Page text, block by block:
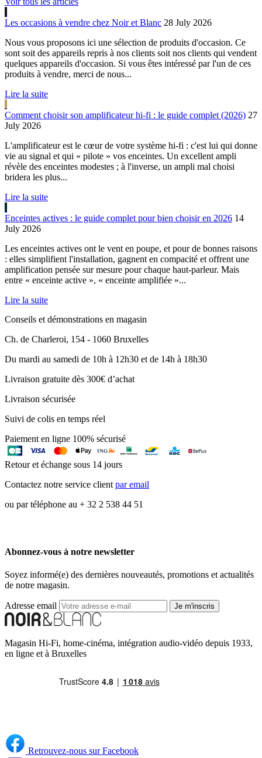
Les occasions à vendre chez Noir et Blanc 28 July 2026
Nous vous proposons ici une sélection de produits d'occasion. Ce
sont soit des appareils repris à nos clients soit nos clients qui vendent
quelques appareils d'occasion. Si vous êtes intéressé par l'un de ces
produits à vendre, merci de nous...
Lire la suite
Comment choisir son amplificateur hi-fi : le guide complet (2026) 27
July 2026
L'amplificateur est le cœur de votre système hi-fi : c'est lui qui donne
vie au signal et qui « pilote » vos enceintes. Un excellent ampli
révèle des enceintes modestes ; à l'inverse, un ampli mal choisi
bridera les plus...
Lire la suite
Enceintes actives : le guide complet pour bien choisir en 2026 14
July 2026
Les enceintes actives ont le vent en poupe, et pour de bonnes raisons
: elles simplifient l'installation, gagnent en compacité et offrent une
amplification pensée sur mesure pour chaque haut-parleur. Mais
entre « enceinte active », « enceinte amplifiée »...
Lire la suite
Conseils et démonstrations en magasin
Ch. de Charleroi, 154 - 1060 Bruxelles
Du mardi au samedi de 10h à 12h30 et de 14h à 18h30
Livraison gratuite dès 300€ d’achat
Livraison sécurisée
Suivi de colis en temps réel
Paiement en ligne 100% sécurisé
Retour et échange sous 14 jours
Contactez notre service clientpar email
ou par téléphone au + 32 2 538 44 51
Abonnez-vous à notre newsletter
Soyez informé(e) des dernières nouveautés, promotions et actualités
de notre magasin.
Adresse email Je m'inscris
Magasin Hi-Fi, home-cinéma, intégration audio-vidéo depuis 1933,
en ligne et à Bruxelles
Retrouvez-nous sur Facebook